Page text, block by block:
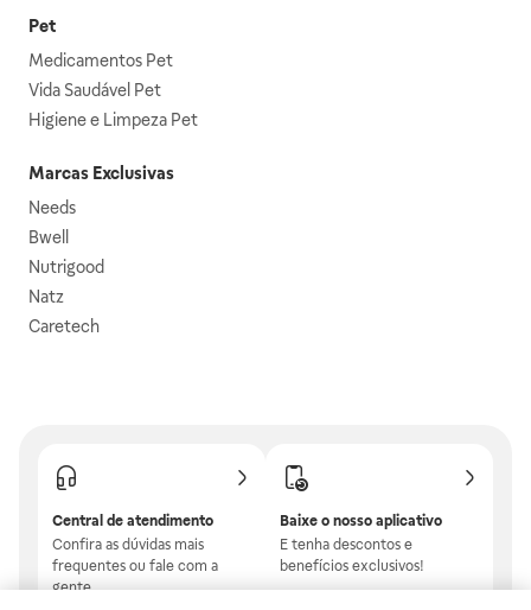
Pet
Medicamentos Pet
Vida Saudável Pet
Higiene e Limpeza Pet
Marcas Exclusivas
Needs
Bwell
Nutrigood
Natz
Caretech
Central de atendimento
Confira as dúvidas mais
frequentes ou fale com a
gente.
Baixe o nosso aplicativo
E tenha descontos e
benefícios exclusivos!